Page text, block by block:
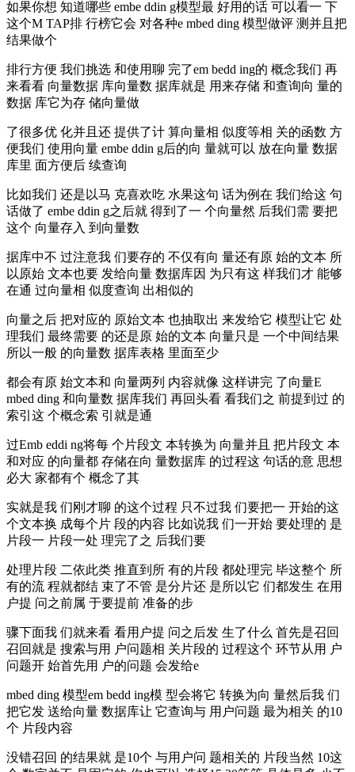
如果你想 知道哪些 embe ddin g模型最 好用的话 可以看一 下
这个M TAP排 行榜它会 对各种e mbed ding 模型做评 测并且把
结果做个
排行方便 我们挑选 和使用聊 完了em bedd ing的 概念我们 再
来看看 向量数据 库向量数 据库就是 用来存储 和查询向 量的
数据 库它为存 储向量做
了很多优 化并且还 提供了计 算向量相 似度等相 关的函数 方
便我们 使用向量 embe ddin g后的向 量就可以 放在向量 数据
库里 面方便后 续查询
比如我们 还是以马 克喜欢吃 水果这句 话为例在 我们给这 句
话做了 embe ddin g之后就 得到了一 个向量然 后我们需 要把
这个 向量存入 到向量数
据库中不 过注意我 们要存的 不仅有向 量还有原 始的文本 所
以原始 文本也要 发给向量 数据库因 为只有这 样我们才 能够
在通 过向量相 似度查询 出相似的
向量之后 把对应的 原始文本 也抽取出 来发给它 模型让它 处
理我们 最终需要 的还是原 始的文本 向量只是 一个中间结果
所以一般 的向量数 据库表格 里面至少
都会有原 始文本和 向量两列 内容就像 这样讲完 了向量E
mbed ding 和向量数 据库我们 再回头看 看我们之 前提到过 的
索引这 个概念索 引就是通
过Emb eddi ng将每 个片段文 本转换为 向量并且 把片段文 本
和对应 的向量都 存储在向 量数据库 的过程这 句话的意 思想
必大 家都有个 概念了其
实就是我 们刚才聊 的这个过程 只不过我 们要把一 开始的这
个文本换 成每个片 段的内容 比如说我 们一开始 要处理的 是
片段一 片段一处 理完了之 后我们要
处理片段 二依此类 推直到所 有的片段 都处理完 毕这整个 所
有的流 程就都结 束了不管 是分片还 是所以它 们都发生 在用
户提 问之前属 于要提前 准备的步
骤下面我 们就来看 看用户提 问之后发 生了什么 首先是召回
召回就是 搜索与用 户问题相 关片段的 过程这个 环节从用 户
问题开 始首先用 户的问题 会发给e
mbed ding 模型em bedd ing模 型会将它 转换为向 量然后我 们
把它发 送给向量 数据库让 它查询与 用户问题 最为相关 的10
个 片段内容
没错召回 的结果就 是10个 与用户问 题相关的 片段当然 10这